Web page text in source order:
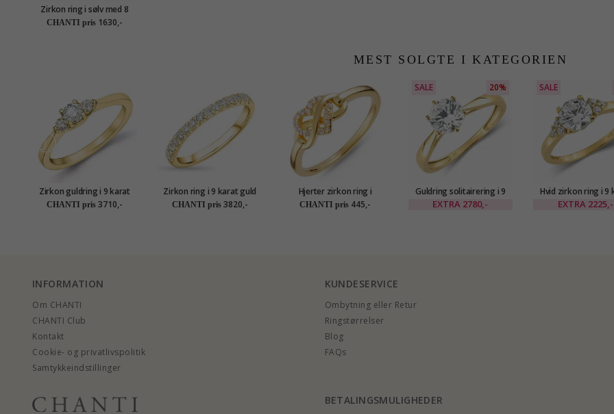
Zirkon ring i sølv med 8
karat guld
CHANTI pris 1630,-
MEST SOLGTE I KATEGORIEN
Zirkon guldring i 9 karat
guld
CHANTI pris 3710,-
Zirkon ring i 9 karat guld
CHANTI pris 3820,-
Hjerter zirkon ring i
forgyldt sølv
CHANTI pris 445,-
SALE 20%
Guldring solitairering i 9
karat guld - Gold Collection
EXTRA 2780,-
SALE
Hvid zirkon ring i 9
guld - Gold
EXTRA 2225,-
INFORMATION
Om CHANTI
CHANTI Club
Kontakt
Cookie- og privatlivspolitik
Samtykkeindstillinger
KUNDESERVICE
Ombytning eller Retur
Ringstørrelser
Blog
FAQs
BETALINGSMULIGHEDER